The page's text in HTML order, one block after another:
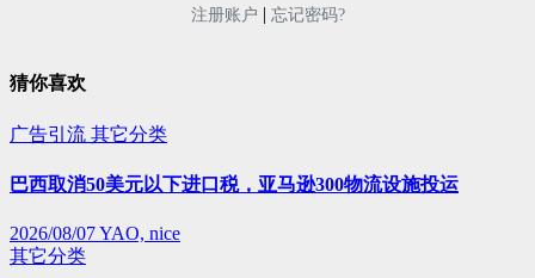
注册账户 | 忘记密码?
猜你喜欢
广告引流 其它分类
巴西取消50美元以下进口税，亚马逊300物流设施投运
2026/08/07YAO, nice
其它分类